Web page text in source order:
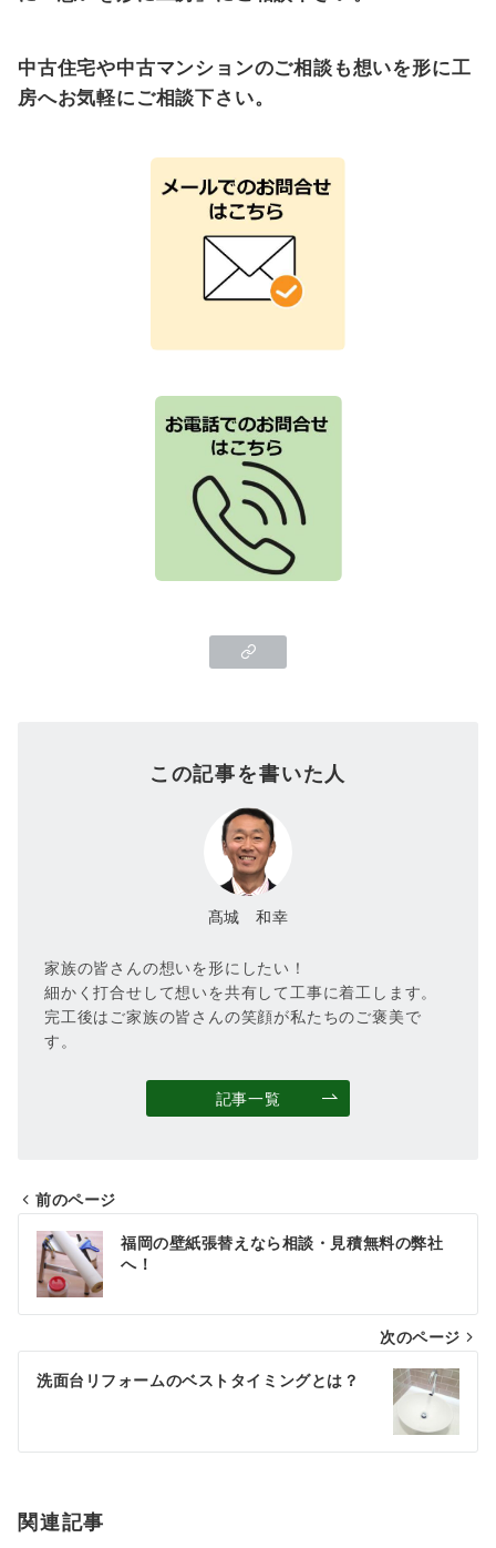
中古住宅や中古マンションのご相談も想いを形に工
房へお気軽にご相談下さい。
この記事を書いた人
髙城 和幸
家族の皆さんの想いを形にしたい！
細かく打合せして想いを共有して工事に着工します。
完工後はご家族の皆さんの笑顔が私たちのご褒美で
す。
記事一覧
投
稿
ナ
ビ
ゲ
シ
ン
前のページ
福岡の壁紙張替えなら相談・見積無料の弊社
へ！
次のページ
洗面台リフォームのベストタイミングとは？
関連記事